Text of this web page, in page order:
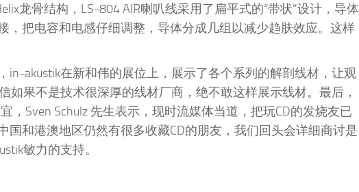
龙骨结构，LS-804 AIR喇叭线采用了扁平式的“带状”设计，导体
把电容和电感仔细调整，导体分成几组以减少趋肤效应。这样
akustik在新和伟的展位上，展示了各个系列的解剖线材，让观
果不是技术很深厚的线材厂商，绝不敢这样展示线材。最后，
，Sven Schulz 先生表示，现时流媒体当道，把玩CD的发烧友已
和港澳地区仍然有很多收藏CD的朋友，我们回头会详细商讨是
敏力的支持。